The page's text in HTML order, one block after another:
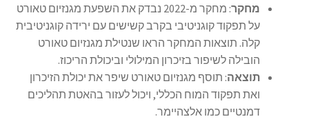
מחקר
: מחקר מ-2022 נבדק את השפעת מגנזיום טאורט
על תפקוד קוגניטיבי בקרב קשישים עם ירידה קוגניטיבית
קלה. תוצאות המחקר הראו שנטילת מגנזיום טאורט
הובילה לשיפור בזיכרון המילולי וביכולת הריכוז.
תוצאה: תוסף מגנזיום טאורט שיפר את יכולת הזיכרון
ואת תפקוד המוח הכללי, ויכול לעזור בהאטת תהליכים
דמנטיים כמו אלצהיימר.